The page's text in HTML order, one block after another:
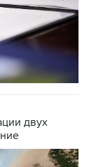
двух